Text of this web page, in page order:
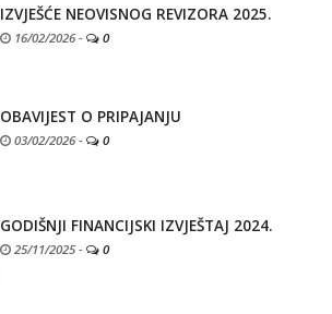
IZVJEŠĆE NEOVISNOG REVIZORA 2025.
16/02/2026- 0
OBAVIJEST O PRIPAJANJU
03/02/2026- 0
GODIŠNJI FINANCIJSKI IZVJEŠTAJ 2024.
25/11/2025 - 0